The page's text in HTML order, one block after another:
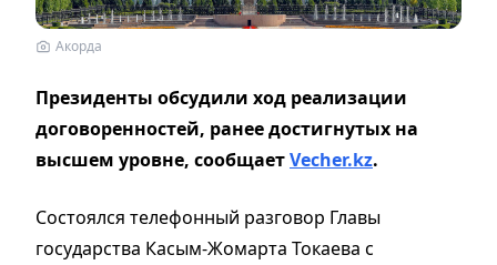
Акорда
Президенты обсудили ход реализации
договоренностей, ранее достигнутых на
высшем уровне, сообщаетVecher.kz.
Состоялся телефонный разговор Главы
государства Касым-Жомарта Токаева с